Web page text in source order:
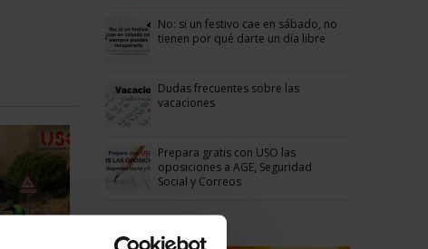
No: si un festivo cae en sábado, no
tienen por qué darte un día libre
Dudas frecuentes sobre las
vacaciones
Prepara gratis con USO las
oposiciones a AGE, Seguridad
Social y Correos